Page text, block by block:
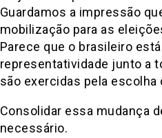
Guardamos a impressão
mobilização para as
Parece que o brasileiro
representatividade junto a
são exercidas pela escolha
Consolidar essa mudança
necessário.